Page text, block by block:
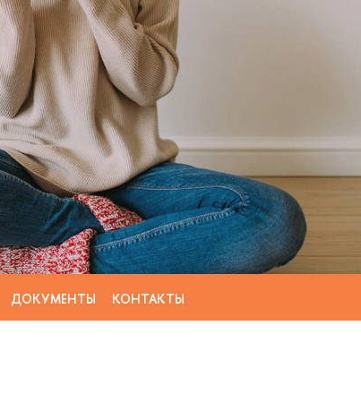
ДОКУМЕНТЫ КОНТАКТЫ